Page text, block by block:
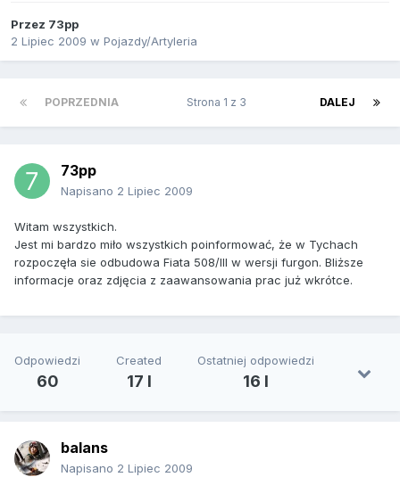
Przez 73pp
2 Lipiec 2009 w Pojazdy/Artyleria
POPRZEDNIA DALEJ
Strona 1 z 3
73pp
Napisano 2 Lipiec 2009
Witam wszystkich.
Jest mi bardzo miło wszystkich poinformować, że w Tychach
rozpoczęła sie odbudowa Fiata 508/III w wersji furgon. Bliższe
informacje oraz zdjęcia z zaawansowania prac już wkrótce.
Odpowiedzi
60
Created
17 l
Ostatniej odpowiedzi
16 l
balans
Napisano 2 Lipiec 2009